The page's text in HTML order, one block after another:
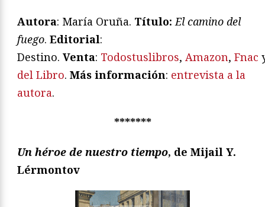
Autora: María Oruña. Título: El camino del
fuego. Editorial:
Destino. Venta: Todostuslibros, Amazon, Fnac
del Libro. Más información: entrevista a la
autora.
*******
Un héroe de nuestro tiempo, de Mijail Y.
Lérmontov